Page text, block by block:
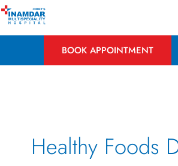
Skip
BOOK APPOINTMENT
Healthy Foods